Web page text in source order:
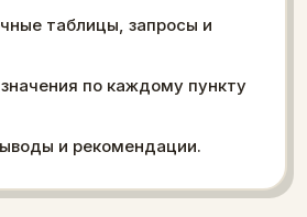
таблицы, запросы и
по каждому пункту
и рекомендации.